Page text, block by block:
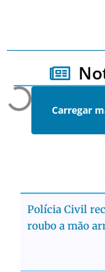
Carregar
Polícia Civil
roubo a mão